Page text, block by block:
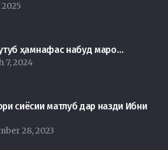
2025
ҳамнафас набуд маро…
7, 2024
сиёсии матлуб дар назди Ибни
28, 2023